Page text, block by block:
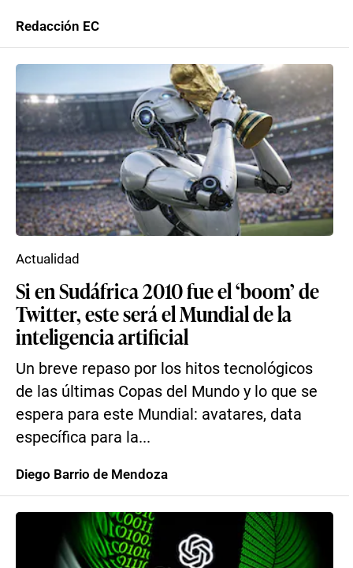
Redacción EC
Si en Sudáfrica 2010 fue el ‘boom’ de
Twitter, este será el Mundial de la
inteligencia artificial
Un breve repaso por los hitos tecnológicos
de las últimas Copas del Mundo y lo que se
espera para este Mundial: avatares, data
específica para la...
Actualidad
Diego Barrio de Mendoza